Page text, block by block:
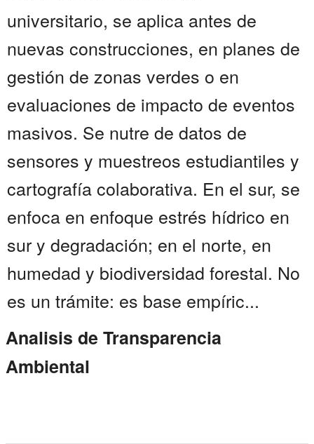
universitario, se aplica antes de
nuevas construcciones, en planes de
gestión de zonas verdes o en
evaluaciones de impacto de eventos
masivos. Se nutre de datos de
sensores y muestreos estudiantiles y
cartografía colaborativa. En el sur, se
enfoca en enfoque estrés hídrico en
sur y degradación; en el norte, en
humedad y biodiversidad forestal. No
es un trámite: es base empíric...
Analisis de Transparencia
Ambiental